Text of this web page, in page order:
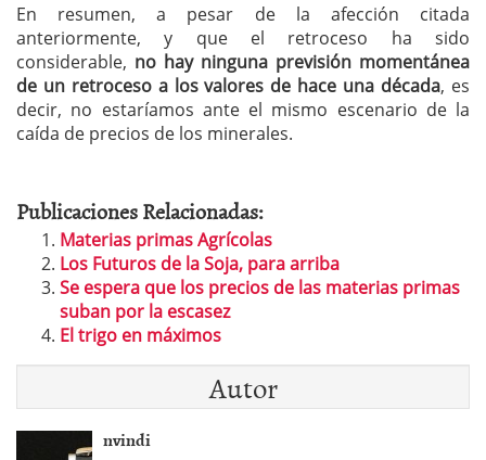
En resumen, a pesar de la afección citada
anteriormente, y que el retroceso ha sido
considerable, no hay ninguna previsión momentánea
de un retroceso a los valores de hace una década, es
decir, no estaríamos ante el mismo escenario de la
caída de precios de los minerales.
Publicaciones Relacionadas:
Materias primas Agrícolas
Los Futuros de la Soja, para arriba
Se espera que los precios de las materias primas
suban por la escasez
El trigo en máximos
Autor
nvindi